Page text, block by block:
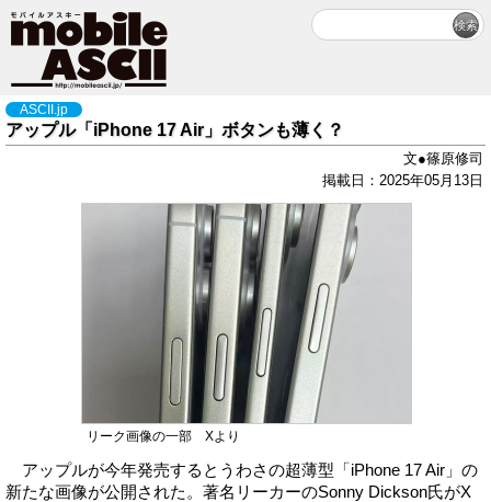
ASCII.jp
アップル「iPhone 17 Air」ボタンも薄く？
文●篠原修司
掲載日：2025年05月13日
リーク画像の一部 Xより
アップルが今年発売するとうわさの超薄型「iPhone 17 Air」の
新たな画像が公開された。著名リーカーのSonny Dickson氏がX